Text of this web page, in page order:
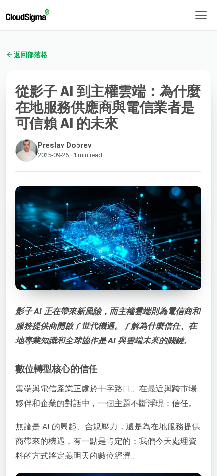
返回部落格
從影子 AI 到主權雲端：為什麼
在地服務供應商與電信業者是
可信賴 AI 的未來
Preslav Dobrev
2025-09-26 · 1 min read
影子 AI 正在帶來新風險，而主權雲端則為電信商和
服務提供商開啟了世代機遇。了解為什麼信任、在
地專業知識和全球協作是 AI 與雲端未來的關鍵。
數位轉型核心的信任
雲端與電信產業正處於十字路口。在最近與跨市場
夥伴和企業的對話中，一個主題不斷浮現：信任。
無論是 AI 的興起、合規壓力，還是為在地服務提供
商帶來的機遇，有一點是肯定的：我們今天處理資
料的方式將定義明天的數位經濟。